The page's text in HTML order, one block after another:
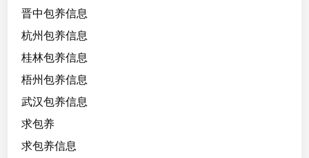
晋中包养信息
杭州包养信息
桂林包养信息
梧州包养信息
武汉包养信息
求包养
求包养信息